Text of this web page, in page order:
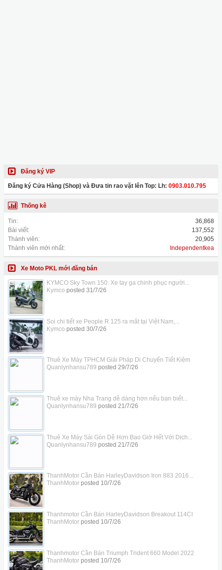
Đăng ký VIP
Đăng ký Cửa Hàng (Shop) và Đưa tin rao vặt lên Top: Lh: 0903.010.795
Thống kê
Tin:
36,868
Bài viết:
137,552
Thành viên:
20,905
Thành viên mới nhất:
Independentkea
Xe Moto PKL mới đăng bán
KYMCO Sky Town 150: Xe tay ga chinh phục người...
Kymco posted 31/7/26
Soi chi tiết xe People R 125 ra mắt tại Việt Nam,...
Kymco posted 30/7/26
Thuê Xe Máy TPHCM Giải Pháp Di Chuyển Tiết Kiệm
Quanlynhansu789 posted 29/7/26
Thuê xe máy Nha Trang dễ dàng hơn nếu bạn biết...
Quanlynhansu789 posted 21/7/26
Thuê Xe Máy Sài Gòn Dễ Hơn Bao Giờ Hết Với Dịch...
Quanlynhansu789 posted 21/7/26
ThanhMotor Cần Bán HarleyDavidson Iron 883 2016...
ThanhMotorposted 10/7/26
Thanhmotor Cần Bán HarleyDavidson Breakout 114CI
ThanhMotorposted 10/7/26
Thanhmotor Cần Bán Triumph Trident 660 Model 2022
ThanhMotorposted 10/7/26